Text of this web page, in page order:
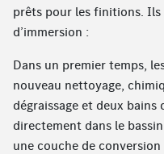
prêts pour les finitions.
d’immersion :
Dans un premier temps,
nouveau nettoyage,
dégraissage et deux bains
directement dans le
une couche de